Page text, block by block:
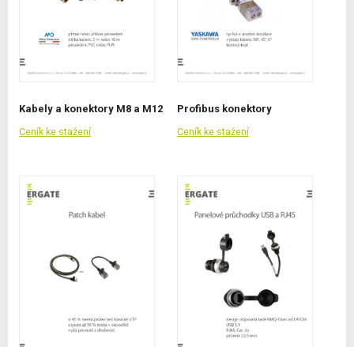
Kabely a konektory M8 a M12
Profibus konektory
Ceník ke stažení
Ceník ke stažení